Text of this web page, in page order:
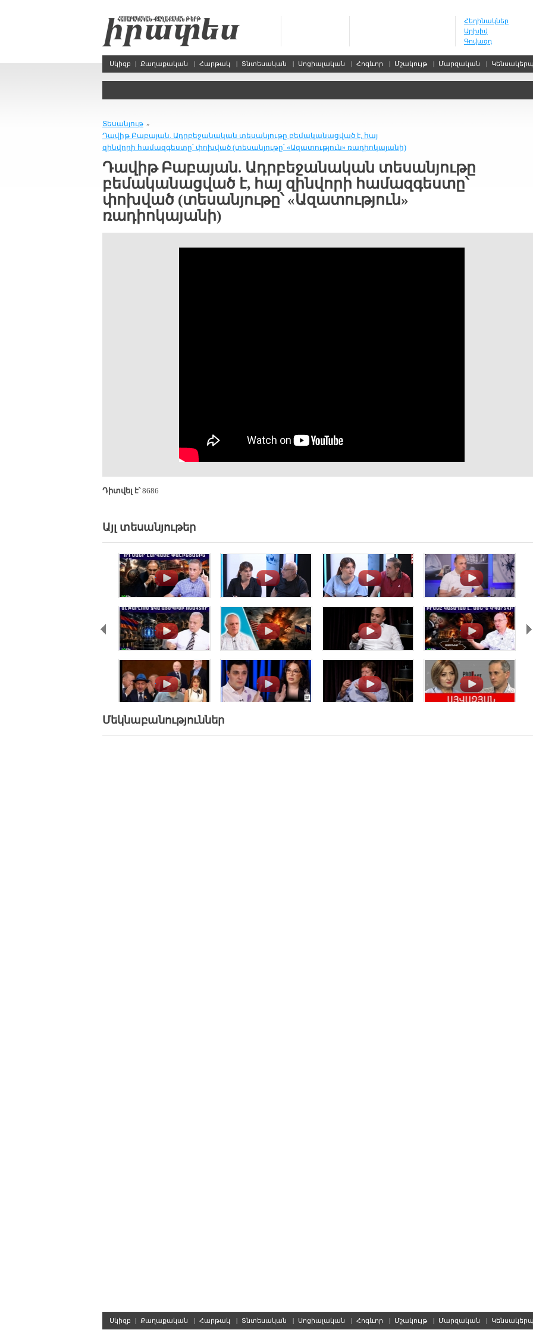
Հեղինակներ
Արխիվ
Գովազդ
Սկիզբ | Քաղաքական | Հարթակ | Տնտեսական | Սոցիալական | Հոգևոր | Մշակույթ | Մարզական | Կենսակերպ
Տեսանյութ »
Դավիթ Բաբայան. Ադրբեջանական տեսանյութը բեմականացված է, հայ
զինվորի համազգեստը՝ փոխված (տեսանյութը՝ «Ազատություն» ռադիոկայանի)
Դավիթ Բաբայան. Ադրբեջանական տեսանյութը
բեմականացված է, հայ զինվորի համազգեստը՝
փոխված (տեսանյութը՝ «Ազատություն»
ռադիոկայանի)
Դիտվել է՝8686
Այլ տեսանյութեր
. . . .
. . . .
. . . .
Մեկնաբանություններ
Սկիզբ | Քաղաքական | Հարթակ | Տնտեսական | Սոցիալական | Հոգևոր | Մշակույթ | Մարզական | Կենսակերպ